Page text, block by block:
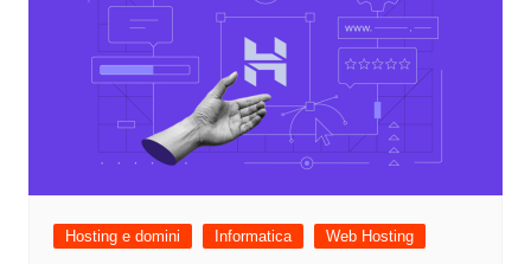
Hosting e domini Informatica Web Hosting